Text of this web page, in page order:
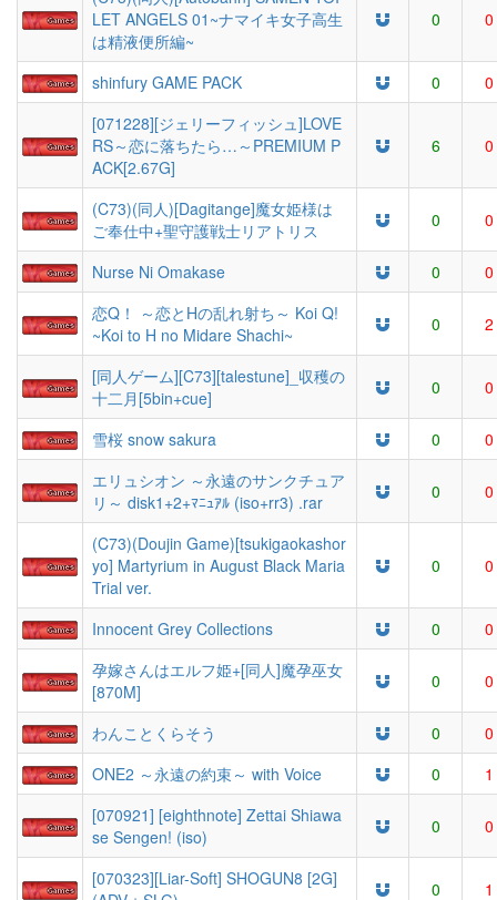
LET ANGELS 01~ナマイキ女子高生
は精液便所編~
0 0
shinfury GAME PACK 0
0
[071228][ジェリーフィッシュ]LOVE
RS～恋に落ちたら…～PREMIUM P
ACK[2.67G]
6 0
(C73)(同人)[Dagitange]魔女姫様は
ご奉仕中+聖守護戦士リアトリス
0 0
Nurse Ni Omakase 0
0
恋Q！ ～恋とHの乱れ射ち～ Koi Q!
~Koi to H no Midare Shachi~
0 2
[同人ゲーム][C73][talestune]_収穫の
十二月[5bin+cue]
0 0
雪桜 snow sakura 0
0
エリュシオン ～永遠のサンクチュア
リ～ disk1+2+ﾏﾆｭｱﾙ (iso+rr3) .rar
0 0
(C73)(Doujin Game)[tsukigaokashor
yo] Martyrium in August Black Maria
Trial ver.
0 0
Innocent Grey Collections 0
0
孕嫁さんはエルフ姫+[同人]魔孕巫女
[870M]
0 0
わんことくらそう 0
0
ONE2 ～永遠の約束～ with Voice
0
1
[070921] [eighthnote] Zettai Shiawa
se Sengen! (iso)
0 0
[070323][Liar-Soft] SHOGUN8 [2G]
0 1